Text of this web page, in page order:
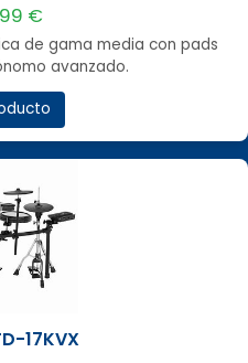
€
de gama media con pads
avanzado.
17KVX